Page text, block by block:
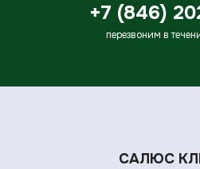
+7 (846)
перезвоним в
САЛЮС